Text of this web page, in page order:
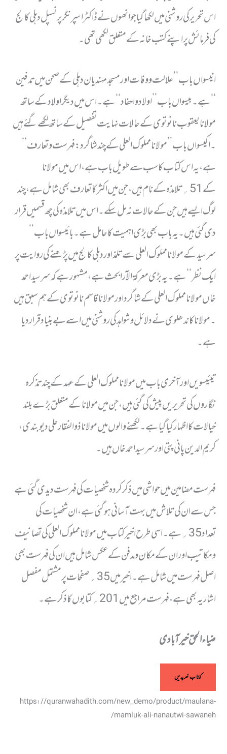
اس تحریر کی روشنی میں لکھا گیا جو انھوں نے ڈاکٹراسپرنگر پرنسپل دہلی کالج
کی فرمائش پر اپنے کتب خانہ کے متعلق لکھی تھی ۔
انیسواں باب ’’ علالت ووفات اور مسجد مہندیان دہلی کے صحن میں تدفین
‘‘ ہے۔ بیسواں باب ’’ اولاد واحفاد ‘‘ ہے۔ اس میں دیگر اولاد کے ساتھ
مولانا یعقوب نانوتوی کے حالات نہایت تفصیل کے ساتھ لکھے گئے ہیں
۔اکیسواں باب ’’ مولانا مملوک العلی کے چند شاگرد : فہرست وتعارف ‘‘
ہے ، یہ اس کتاب کا سب سے طویل باب ہے ، اس میں مولانا
کے51؍ تلامذہ کے نام ہیں،جن میں اکثر کا تعارف بھی شامل ہے ، چند
لوگ ایسے ہیں جن کے حالات نہ مل سکے۔ اس میں تلامذہ کی چھ قسمیں قرار
دی گئی ہیں ۔ یہ باب بھی بڑی اہمیت کا حامل ہے۔ بائیسواں باب ’’
سرسید کے مولا نا مملوک العلی سے تلمذ اور دہلی کالج میں پڑھنے کی روایت پر
ایک نظر‘‘ ہے۔ یہ بڑی معرکۃ الآرا بحث ہے ، مشہور ہے کہ سر سید احمد
خاں مولانا مملوک العلی کے شاگرد اور مولانا قاسم نانوتوی کے ہم سبق ہیں
۔ مولانا کاندھلوی نے دلائل وشواہد کی روشنی میں اسے بے بنیاد قرار دیا
ہے۔
تیئیسویں اور آخری باب میں مولانا مملوک العلی کے عہد کے چند تذکرہ
نگاروں کی تحریریں پیش کی گئی ہیں ، جن میں مولانا کے متعلق بڑے بلند
خیالات کا اظہار کیا گیا ہے۔ لکھنے والوں میں مولانا ذوالفقار علی دیوبندی ،
کریم الدین پانی پتی اورسر سید احمد خاں ہیں ۔
فہرست مضامین میں حواشی میں ذکر کردہ شخصیات کی فہرست دیدی گئی ہے
جس سے ان کی تلاش میں بہت آسانی ہوگئی ہے، ان شخصیات کی
تعداد 35؍ ہے۔اسی طرح اخیر کتاب میں مولانا مملوک العلی کی تصانیف
ومکاتیب اور ان کے مکان ومدفن کے عکس شامل ہیں ان کی فہرست بھی
اصل فہرست میں شامل ہے ۔اخیر میں 35؍ صفحات پر مشتمل مفصل
اشاریہ بھی ہے، فہرست مراجع میں 201؍ کتابوں کا ذکر ہے۔
ضیاء الحق خیرآبادی
کتاب خریدیں
https://quranwahadith.com/new_demo/product/maulana-
mamluk-ali-nanautwi-sawaneh/